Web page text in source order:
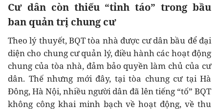
Cư dân còn thiếu “tỉnh táo” trong bầu
ban quản trị chung cư
Theo lý thuyết, BQT tòa nhà được cư dân bầu để đại
diện cho chung cư quản lý, điều hành các hoạt động
chung của tòa nhà, đảm bảo quyền làm chủ của cư
dân. Thế nhưng mới đây, tại tòa chung cư tại Hà
Đông, Hà Nội, nhiều người dân đã lên tiếng “tố” BQT
không công khai minh bạch về hoạt động, về thu